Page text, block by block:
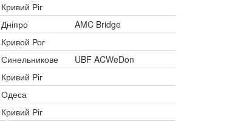
Кривий Ріг
Дніпро
AMC Bridge
Кривой Рог
Синельникове
UBF ACWeDon
Кривий Ріг
Одеса
Кривий Ріг